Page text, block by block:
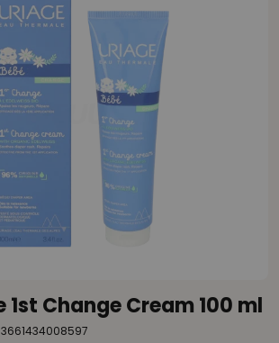
1st Change Cream 100 ml